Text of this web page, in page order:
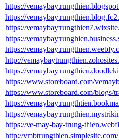
https://
https://
https://
https://
https://
http://
https://
https://www.storeboard.com/
https://www.storeboard.com/blogs/
https://
https://
https://ve-may-bay-trung-
http://vmbtrungthien.simplesite.com/